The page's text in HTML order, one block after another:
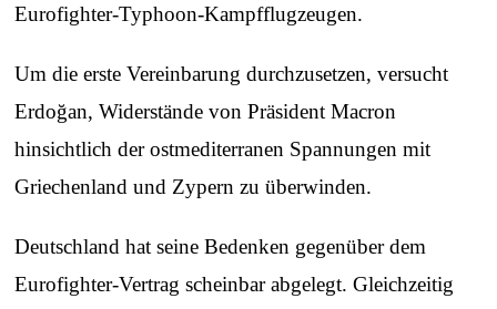
Eurofighter‑Typhoon‑Kampfflugzeugen.
Um die erste Vereinbarung durchzusetzen, versucht
Erdoğan, Widerstände von Präsident Macron
hinsichtlich der ostmediterranen Spannungen mit
Griechenland und Zypern zu überwinden.
Deutschland hat seine Bedenken gegenüber dem
Eurofighter-Vertrag scheinbar abgelegt. Gleichzeitig